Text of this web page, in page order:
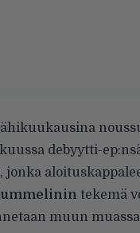
debyytti-
, jonka
tekemä
muun muassa